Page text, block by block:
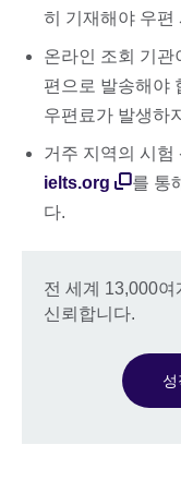
히 기재해야 우편
온라인 조회 기관
편으로 발송해야
우편료가 발생하
거주 지역의 시험
ielts.org
를 통
다.
전 세계 13,000
신뢰합니다.